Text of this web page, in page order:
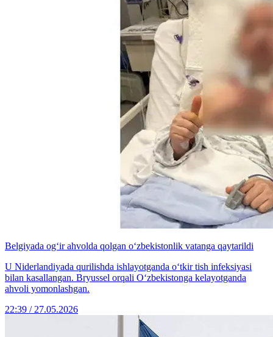
Belgiyada og‘ir ahvolda qolgan o‘zbekistonlik vatanga qaytarildi
U Niderlandiyada qurilishda ishlayotganda o‘tkir tish infeksiyasi
bilan kasallangan. Bryussel orqali O‘zbekistonga kelayotganda
ahvoli yomonlashgan.
22:39 / 27.05.2026